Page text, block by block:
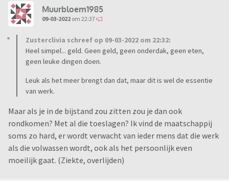
Muurbloem1985
09-03-2022 om 22:37
Zusterclivia schreef op 09-03-2022 om 22:32:
Heel simpel... geld. Geen geld, geen onderdak, geen eten,
geen leuke dingen doen.
Leuk als het meer brengt dan dat, maar dit is wel de essentie
van werk.
Maar als je in de bijstand zou zitten zou je dan ook
rondkomen? Met al die toeslagen? Ik vind de maatschappij
soms zo hard, er wordt verwacht van ieder mens dat die werk
als die volwassen wordt, ook als het persoonlijk even
moeilijk gaat. (Ziekte, overlijden)